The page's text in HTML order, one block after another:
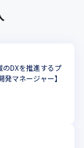
のDXを推進するプ
マネージャー】